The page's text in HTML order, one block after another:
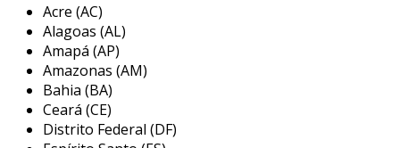
conectar o clp à rede wi-fi existente, criando um
ponto de acesso poderoso que pode transmitir
e receber dados de maneira eficaz. isso se
mostra especialmente útil em ambientes onde
as conexões cabeadas são inviáveis ou
limitadas, facilitando a integração de diferentes
Acre (AC)
Alagoas (AL)
Amapá (AP)
Amazonas (AM)
Bahia (BA)
Ceará (CE)
Distrito Federal (DF)